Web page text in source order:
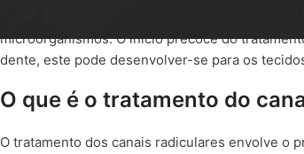
Tratamento dos canais radiculares que é
microorganismos. O início precoce do
dente, este pode desenvolver-se para os
O que é o tratamento do
O tratamento dos canais radiculares envolve o